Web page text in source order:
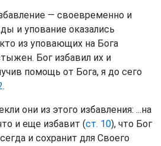
— своевременно и
и упование оказались
из уповающих на Бога
Бог избавил их и
помощь от Бога, я до сего
.
они из этого избавления: ...на
и еще избавит (ст. 10), что Бог
и сохранит для Своего